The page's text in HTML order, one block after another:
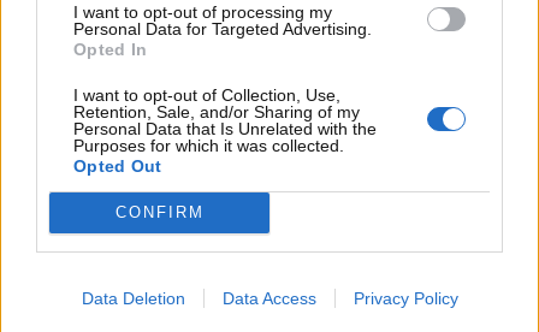
I want to opt-out of processing my
Personal Data for Targeted Advertising.
Opted In
I want to opt-out of Collection, Use,
Retention, Sale, and/or Sharing of my
Personal Data that Is Unrelated with the
Purposes for which it was collected.
Opted Out
CONFIRM
Data Deletion Data Access Privacy Policy
Temperatura dell’auto: ecco per quale motivo non